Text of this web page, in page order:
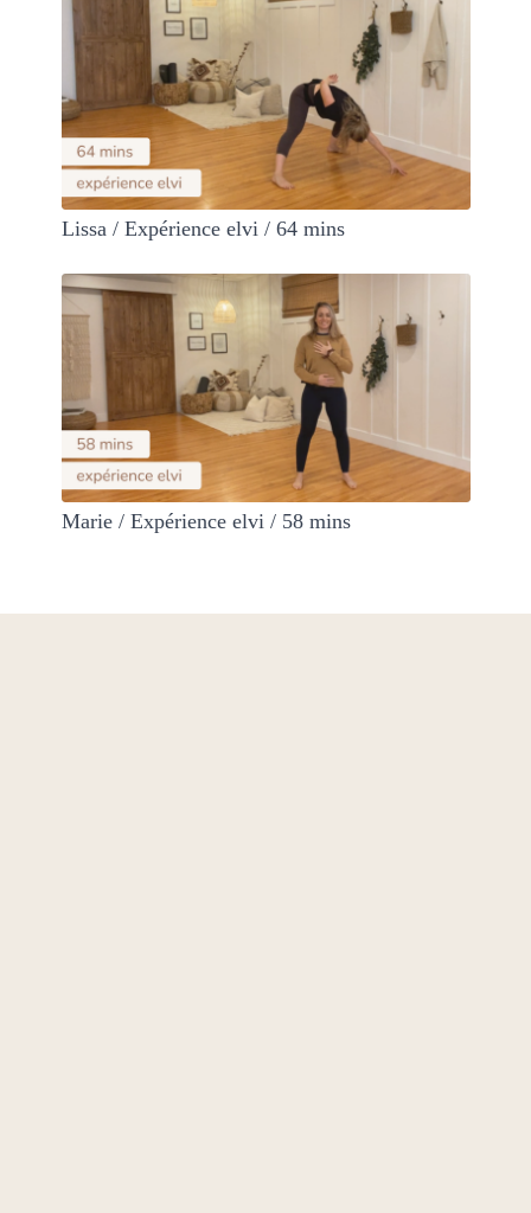
Lissa / Expérience elvi / 64 mins
Marie / Expérience elvi / 58 mins